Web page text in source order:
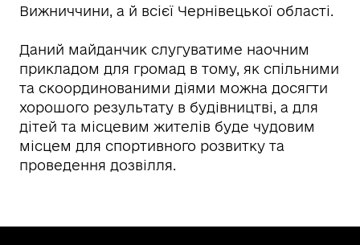
Вижниччини, а й всієї Чернівецької області.
Даний майданчик слугуватиме наочним
прикладом для громад в тому, як спільними
та скоординованими діями можна досягти
хорошого результату в будівництві, а для
дітей та місцевим жителів буде чудовим
місцем для спортивного розвитку та
проведення дозвілля.